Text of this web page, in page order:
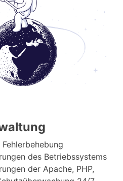
des Betriebssystems
der Apache, PHP,